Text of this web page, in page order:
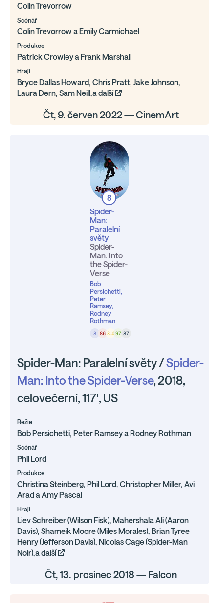
Colin Trevorrow
Scénář
Colin Trevorrow a Emily Carmichael
Produkce
Patrick Crowley a Frank Marshall
Hrají
Bryce Dallas Howard, Chris Pratt, Jake Johnson,
Laura Dern, Sam Neill,a další
Čt, 9. červen 2022 — CinemArt
8
Spider-
Man:
Paralelní
světy
Spider-
Man: Into
the Spider-
Verse
Bob
Persichetti,
Peter
Ramsey,
Rodney
Rothman
8 86 8.4 97 87
Spider-Man: Paralelní světy /Spider-
Man: Into the Spider-Verse, 2018,
celovečerní, 117', US
Režie
Bob Persichetti, Peter Ramsey a Rodney Rothman
Scénář
Phil Lord
Produkce
Christina Steinberg, Phil Lord, Christopher Miller, Avi
Arad a Amy Pascal
Hrají
Liev Schreiber (Wilson Fisk), Mahershala Ali (Aaron
Davis), Shameik Moore (Miles Morales), Brian Tyree
Henry (Jefferson Davis), Nicolas Cage (Spider-Man
Noir),a další
Čt, 13. prosinec 2018 — Falcon